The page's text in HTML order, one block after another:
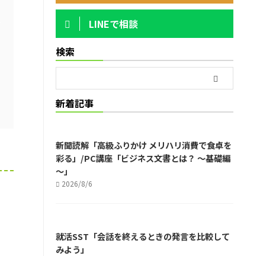
LINEで相談
検索
新着記事
新聞読解「高級ふりかけ メリハリ消費で食卓を
彩る」/PC講座「ビジネス文書とは？ ～基礎編
～」
2026/8/6
就活SST「会話を終えるときの発言を比較して
みよう」